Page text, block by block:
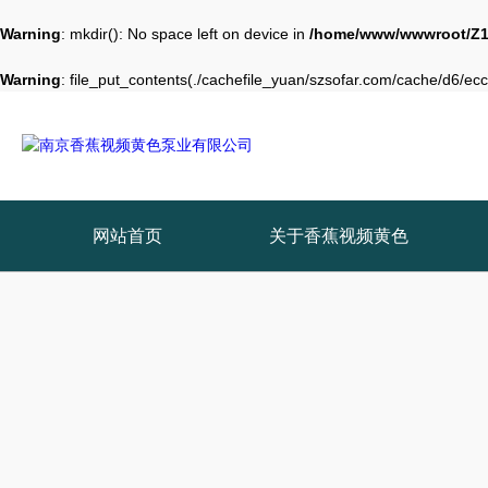
Warning: mkdir(): No space left on device in /home/www/wwwroot/
Warning: file_put_contents(./cachefile_yuan/szsofar.com/cache/d6/
网站首页 关于香蕉视频黄色